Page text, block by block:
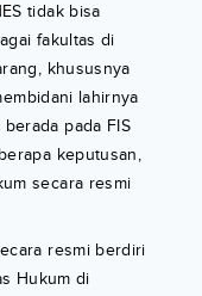
tidak bisa
fakultas di
khususnya
lahirnya
pada FIS
keputusan,
secara resmi
resmi berdiri
Hukum di